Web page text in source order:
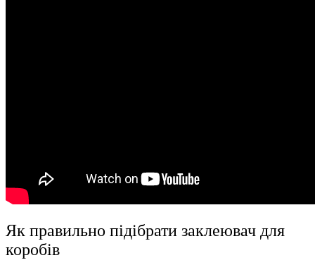
Як правильно підібрати заклеювач для
коробів